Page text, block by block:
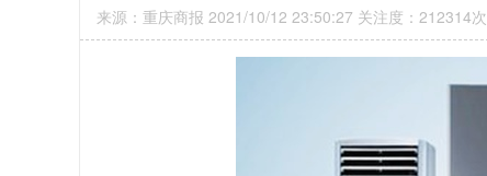
来源：重庆商报 2021/10/12 23:50:27 关注度：212314次